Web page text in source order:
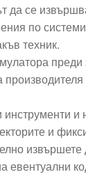
да се
по
техник.
преди
и
и
извършете
евентуални